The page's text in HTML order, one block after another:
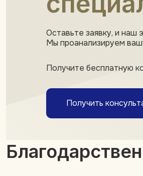
Оставьте заявку, и наш
Мы проанализируем
Получите бесплатную
Получить